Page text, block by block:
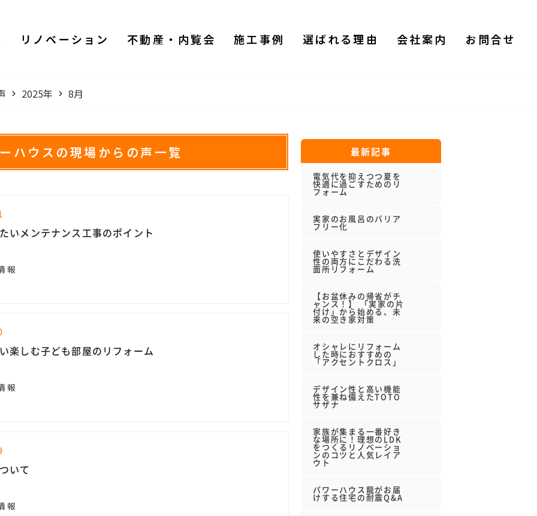
リノベーション 不動産・内覧会 施工事例 選ばれる理由 会社案内 お問合せ
2025年 8月
ハウスの現場からの声一覧
いメンテナンス工事のポイント
報
楽しむ子ども部屋のリフォーム
報
いて
報
最新記事
電気代を抑えつつ夏を
快適に過ごすためのリ
フォーム
実家のお風呂のバリア
フリー化
使いやすさとデザイン
性の両方にこだわる洗
面所リフォーム
【お盆休みの帰省がチ
ャンス！】 「実家の片
付け」から始める、未
来の空き家対策
オシャレにリフォーム
した時におすすめの
「アクセントクロス」
デザイン性と高い機能
性を兼ね備えたTOTO
サザナ
家族が集まる一番好き
な場所に！理想のLDK
をつくるリノベーショ
ンのコツと人気レイア
ウト
パワーハウス龍がお届
けする住宅の耐震Q&A